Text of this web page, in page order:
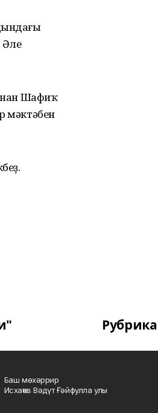
Әле
Шафиҡ
мәктәбен
Баш мөхәррир
Исхаҡов Вәдүт Ғәйфулла улы